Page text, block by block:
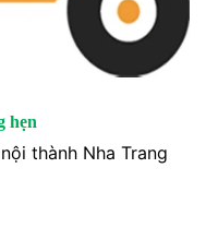
hẹn
thành Nha Trang